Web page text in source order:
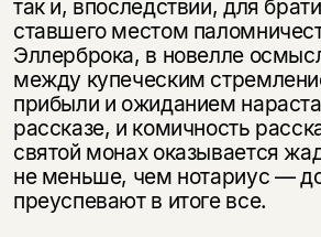
так и, впоследствии, для
ставшего местом
Эллерброка, в новелле
между купеческим
прибыли и ожиданием
рассказе, и комичность
святой монах оказывается
не меньше, чем нотариус —
преуспевают в итоге все.